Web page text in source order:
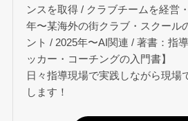
ンスを取得 / クラブチームを経営
年〜某海外の街クラブ・スクール
ント / 2025年〜AI関連 / 著書：指
ッカー・コーチングの入門書】
日々指導現場で実践しながら現場
します！